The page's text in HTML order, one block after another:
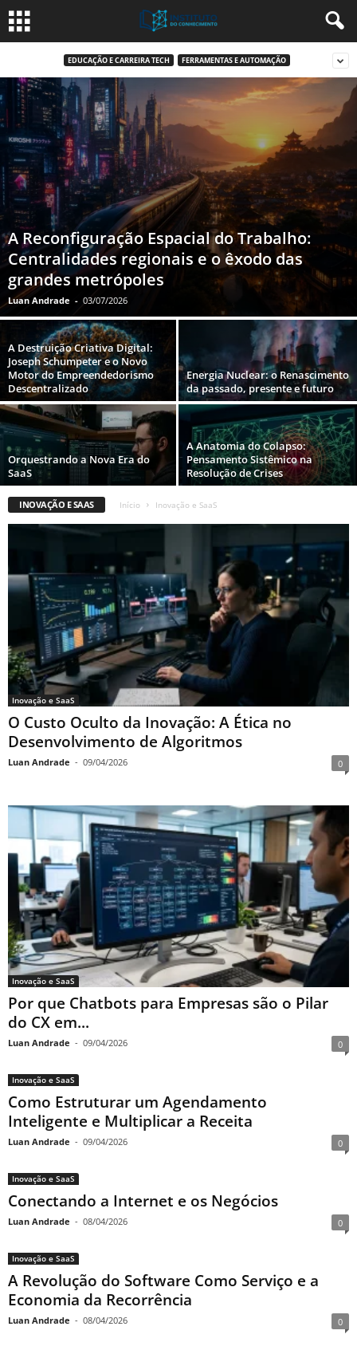
EDUCAÇÃO E CARREIRA TECH FERRAMENTAS E AUTOMAÇÃO
A Reconfiguração Espacial do Trabalho:
Centralidades regionais e o êxodo das
grandes metrópoles
Luan Andrade - 03/07/2026
A Destruição Criativa Digital:
Joseph Schumpeter e o Novo
Motor do Empreendedorismo
Descentralizado
Energia Nuclear: o Renascimento
da passado, presente e futuro
Orquestrando a Nova Era do
SaaS
A Anatomia do Colapso:
Pensamento Sistêmico na
Resolução de Crises
INOVAÇÃO E SAAS Início Inovação e SaaS
Inovação e SaaS
O Custo Oculto da Inovação: A Ética no
Desenvolvimento de Algoritmos
Luan Andrade - 09/04/2026 0
Inovação e SaaS
Por que Chatbots para Empresas são o Pilar
do CX em...
Luan Andrade - 09/04/2026 0
Inovação e SaaS
Como Estruturar um Agendamento
Inteligente e Multiplicar a Receita
Luan Andrade - 09/04/2026 0
Inovação e SaaS
Conectando a Internet e os Negócios
Luan Andrade - 08/04/2026 0
Inovação e SaaS
A Revolução do Software Como Serviço e a
Economia da Recorrência
Luan Andrade - 08/04/2026 0